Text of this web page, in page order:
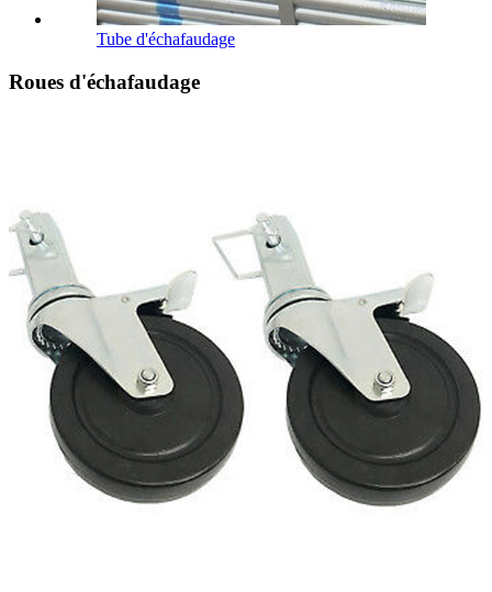
Tube d'échafaudage
Roues d'échafaudage